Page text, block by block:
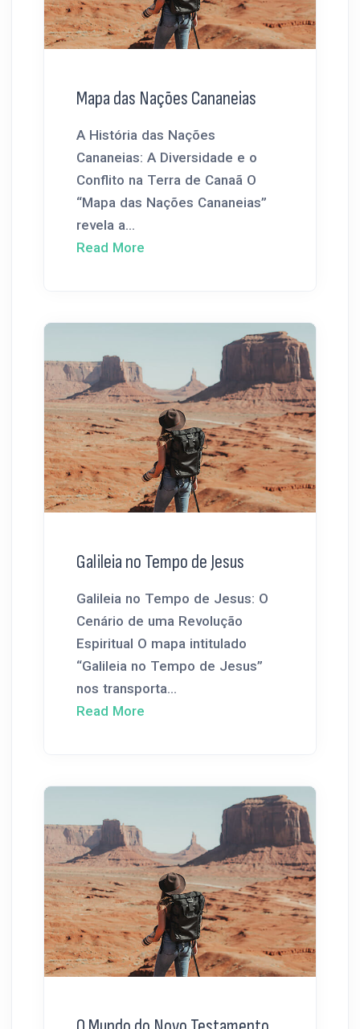
Mapa das Nações Cananeias
A História das Nações
Cananeias: A Diversidade e o
Conflito na Terra de Canaã O
“Mapa das Nações Cananeias”
revela a...
Read More
Galileia no Tempo de Jesus
Galileia no Tempo de Jesus: O
Cenário de uma Revolução
Espiritual O mapa intitulado
“Galileia no Tempo de Jesus”
nos transporta...
Read More